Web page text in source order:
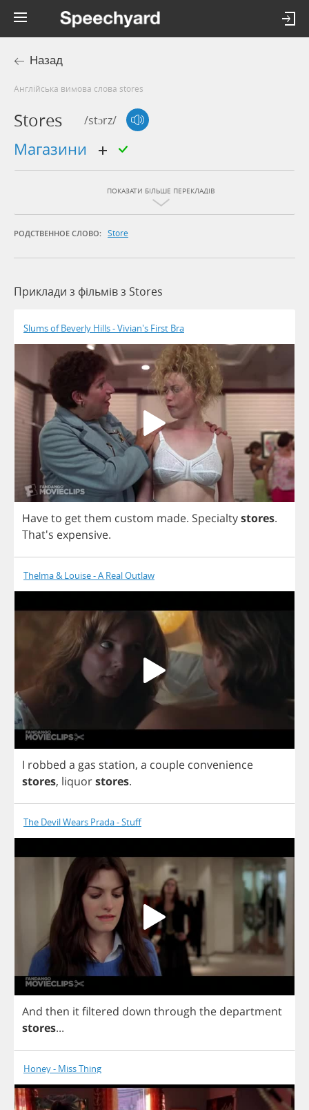
Назад
Англійська вимова слова stores
Stores /stɔrz/
магазини
ПОКАЗАТИ БІЛЬШЕ ПЕРЕКЛАДІВ
РОДСТВЕННОЕ СЛОВО: Store
Приклади з фільмів з Stores
Slums of Beverly Hills - Vivian's First Bra
Haveto getthem custom made. Specialtystores.
That's expensive.
Thelma & Louise - A Real Outlaw
I robbed a gas station, a couple convenience
stores, liquorstores.
The Devil Wears Prada - Stuff
And then itfiltered down through the department
stores...
Honey - Miss Thing